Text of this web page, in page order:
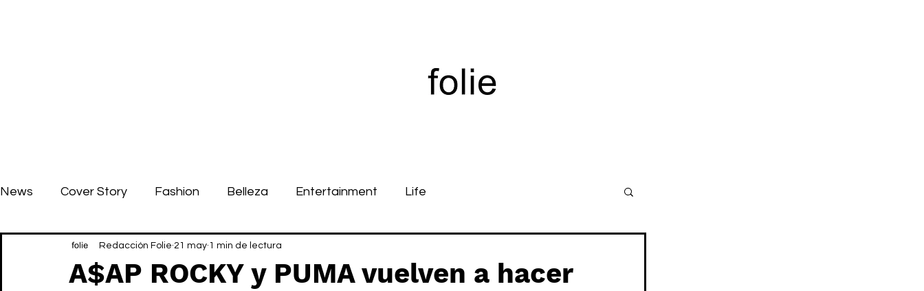
News Cover Story Fashion Belleza Entertainment Life
A$AP ROCKY y PUMA vuelven a hacer
Redacción Folie 21 may 1 min de lectura